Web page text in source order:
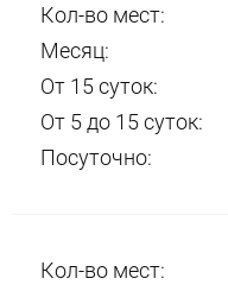
Кол-во мест:
Месяц:
От 15 суток:
От 5 до 15 суток:
Посуточно:
Кол-во мест: